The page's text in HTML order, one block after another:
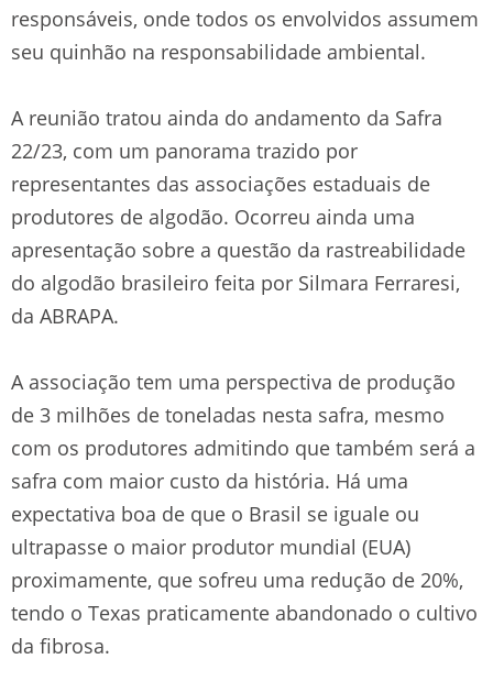
responsáveis, onde todos os envolvidos assumem
seu quinhão na responsabilidade ambiental.
A reunião tratou ainda do andamento da Safra
22/23, com um panorama trazido por
representantes das associações estaduais de
produtores de algodão. Ocorreu ainda uma
apresentação sobre a questão da rastreabilidade
do algodão brasileiro feita por Silmara Ferraresi,
da ABRAPA.
A associação tem uma perspectiva de produção
de 3 milhões de toneladas nesta safra, mesmo
com os produtores admitindo que também será a
safra com maior custo da história. Há uma
expectativa boa de que o Brasil se iguale ou
ultrapasse o maior produtor mundial (EUA)
proximamente, que sofreu uma redução de 20%,
tendo o Texas praticamente abandonado o cultivo
da fibrosa.